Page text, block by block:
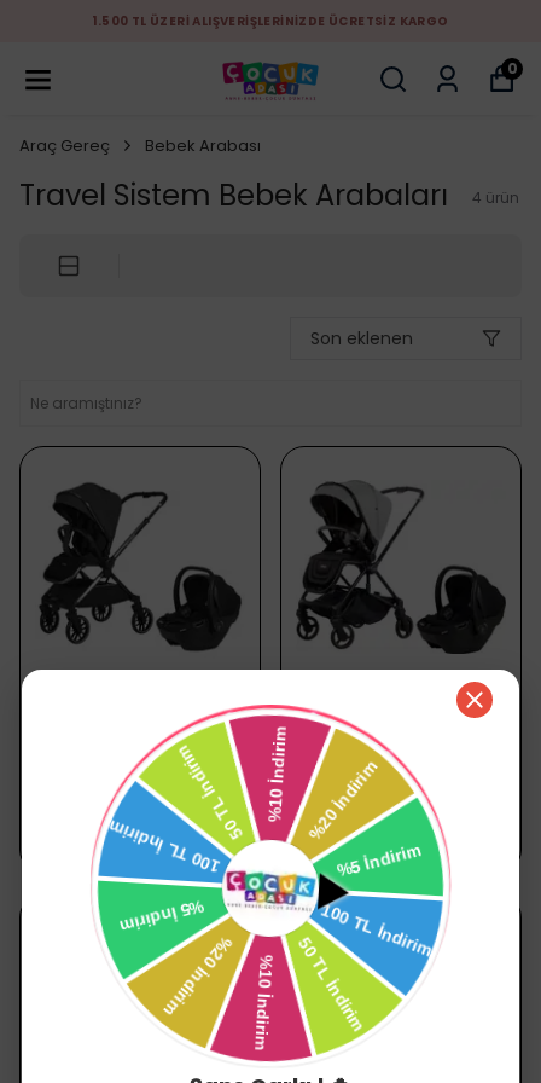
1.500 TL ÜZERİ ALIŞVERİŞLERİNİZDE ÜCRETSİZ KARGO
0
Araç Gereç Bebek Arabası
Travel Sistem Bebek Arabaları 4 ürün
Son eklenen
Prego
PREGO EVOQUE İ-SİZE 2425 BEBEK ARABASI
₺ 29,999.00
Prego
₺ 32,999.00